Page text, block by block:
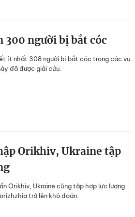
300 người bị bắt cóc
ít nhất 308 người bị bắt cóc trong các vụ
đã được giải cứu.
Orikhiv, Ukraine tập
Orikhiv, Ukraine cũng tập hợp lực lượng
trở lên khó đoán.